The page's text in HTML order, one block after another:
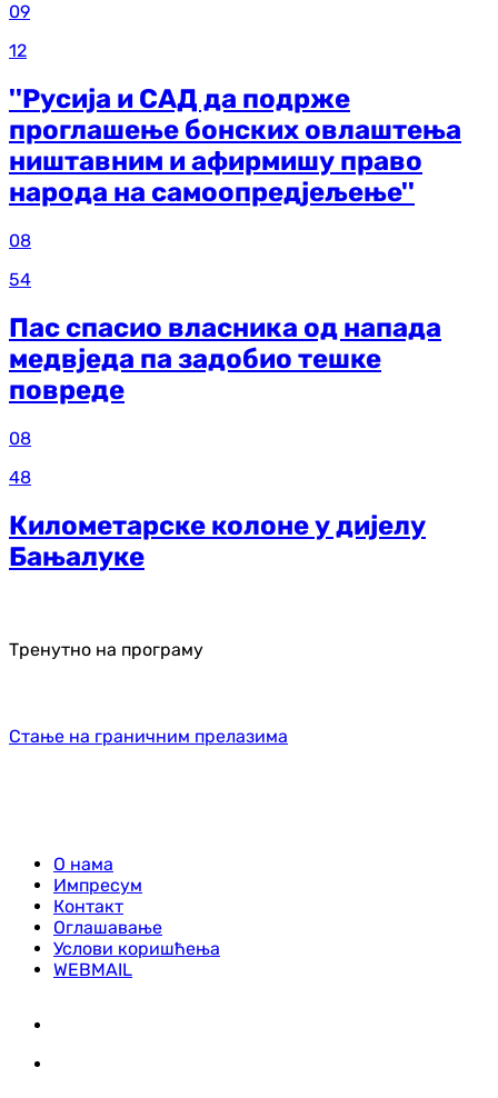
09
12
''Русија и САД да подрже
проглашење бонских овлаштења
ништавним и афирмишу право
народа на самоопредјељење''
08
54
Пас спасио власника од напада
медвједа па задобио тешке
повреде
08
48
Километарске колоне у дијелу
Бањалуке
Тренутно на програму
Стање на граничним прелазима
О нама
Импресум
Контакт
Оглашавање
Услови коришћења
WEBMAIL